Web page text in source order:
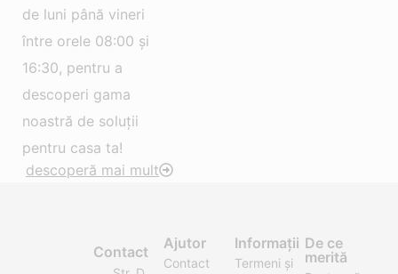
de luni până vineri
între orele 08:00 și
16:30, pentru a
descoperi gama
noastră de soluții
pentru casa ta!
descoperă mai mult
Contact Ajutor
Contact
Informații
Termeni și
De ce
merită